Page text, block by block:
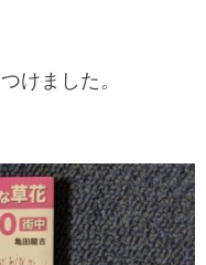
けました。